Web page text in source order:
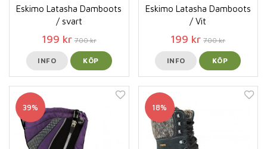
Eskimo Latasha Damboots
/ svart
199 kr 700 kr
INFO KÖP
Eskimo Latasha Damboots
/ Vit
199 kr 700 kr
INFO KÖP
39% 18%